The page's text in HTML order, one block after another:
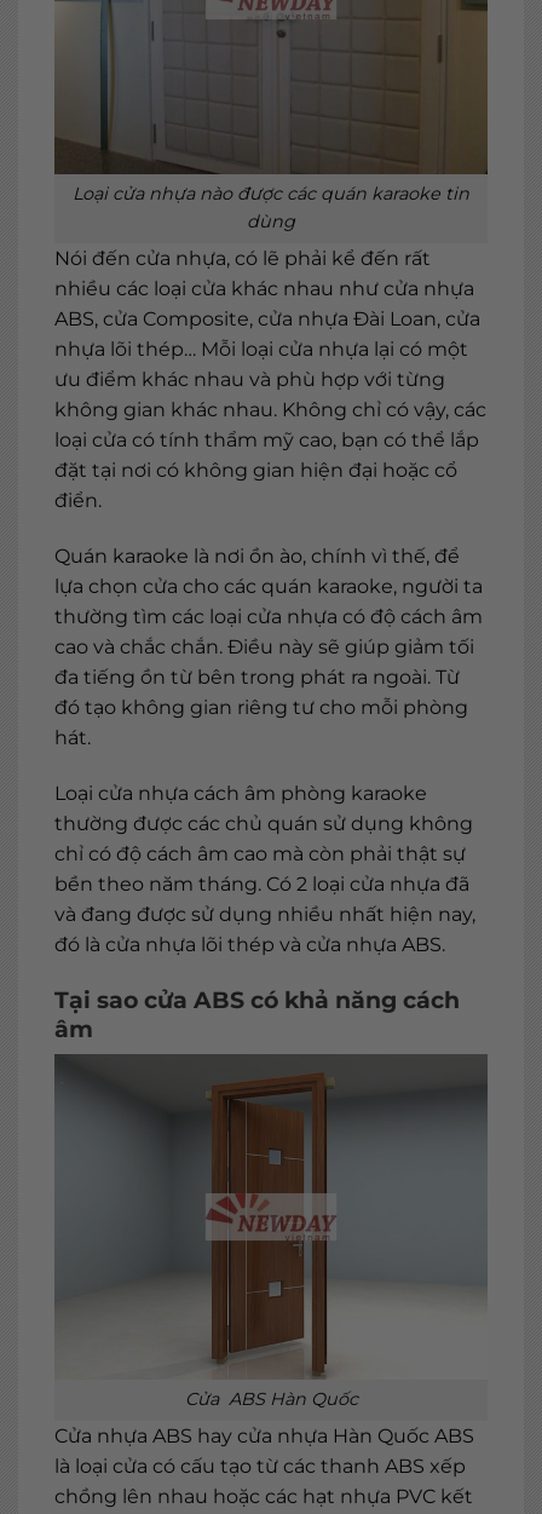
Loại cửa nhựa nào được các quán karaoke tin
dùng
Nói đến cửa nhựa, có lẽ phải kể đến rất
nhiều các loại cửa khác nhau như cửa nhựa
ABS, cửa Composite, cửa nhựa Đài Loan, cửa
nhựa lõi thép… Mỗi loại cửa nhựa lại có một
ưu điểm khác nhau và phù hợp với từng
không gian khác nhau. Không chỉ có vậy, các
loại cửa có tính thẩm mỹ cao, bạn có thể lắp
đặt tại nơi có không gian hiện đại hoặc cổ
điển.
Quán karaoke là nơi ồn ào, chính vì thế, để
lựa chọn cửa cho các quán karaoke, người ta
thường tìm các loại cửa nhựa có độ cách âm
cao và chắc chắn. Điều này sẽ giúp giảm tối
đa tiếng ồn từ bên trong phát ra ngoài. Từ
đó tạo không gian riêng tư cho mỗi phòng
hát.
Loại cửa nhựa cách âm phòng karaoke
thường được các chủ quán sử dụng không
chỉ có độ cách âm cao mà còn phải thật sự
bền theo năm tháng. Có 2 loại cửa nhựa đã
và đang được sử dụng nhiều nhất hiện nay,
đó là cửa nhựa lõi thép và cửa nhựa ABS.
Tại sao cửa ABS có khả năng cách
âm
Cửa ABS Hàn Quốc
Cửa nhựa ABS hay cửa nhựa Hàn Quốc ABS
là loại cửa có cấu tạo từ các thanh ABS xếp
chồng lên nhau hoặc các hạt nhựa PVC kết